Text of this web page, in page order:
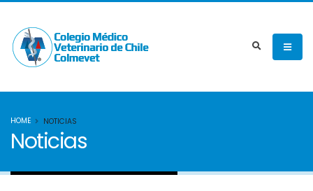
HOME NOTICIAS
Noticias